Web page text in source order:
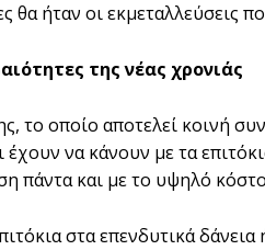
θα ήταν οι
της νέας χρονιάς
οποίο αποτελεί κοινή
να κάνουν µε τα
πάντα και µε το υψηλό
στα επενδυτικά